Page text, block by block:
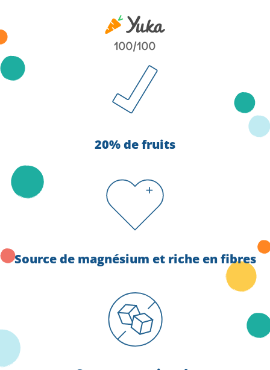
100/100
20% de fruits
Source de magnésium et riche en fibres